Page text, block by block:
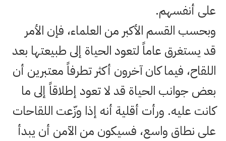
على أنفسهم.
وبحسب القسم الأكبر من العلماء، فإن الأمر
قد يستغرق عاماً لتعود الحياة إلى طبيعتها بعد
اللقاح، فيما كان آخرون أكثر تطرفاً معتبرين أن
بعض جوانب الحياة قد لا تعود إطلاقاً إلى ما
كانت عليه. ورأت أقلية أنه إذا وزّعت اللقاحات
على نطاق واسع، فسيكون من الآمن أن يبدأ